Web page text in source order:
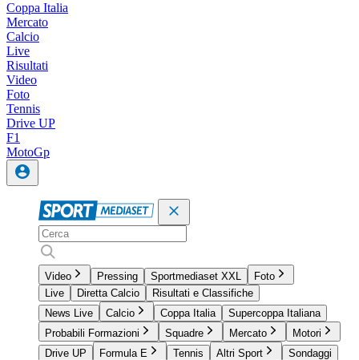
Coppa Italia
Mercato
Calcio
Live
Risultati
Video
Foto
Tennis
Drive UP
F1
MotoGp
Video Pressing Sportmediaset XXL
Foto
Live
Diretta Calcio
Risultati e Classifiche
News Live
Calcio Coppa Italia
Supercoppa Italiana
Probabili Formazioni
Squadre Mercato
Motori
Drive UP
Formula E Tennis Altri Sport
Sondaggi